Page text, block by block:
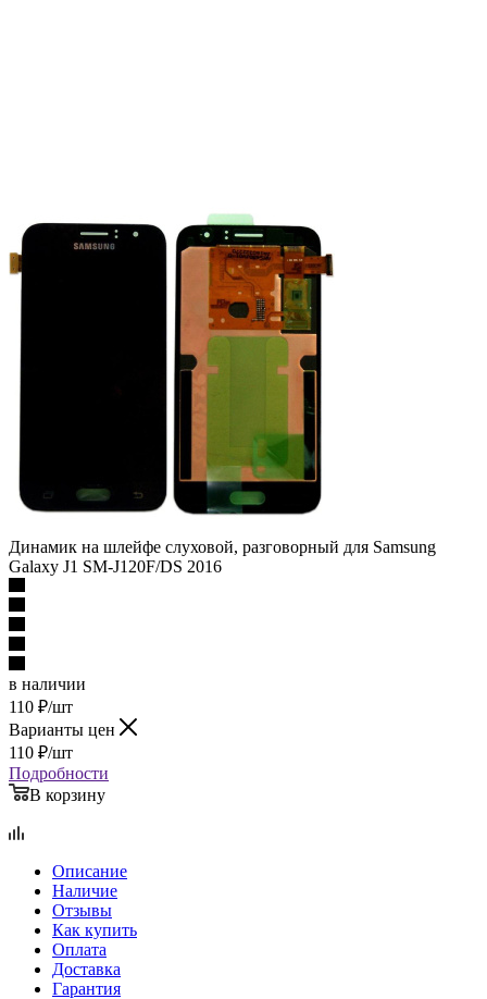
Динамик на шлейфе слуховой, разговорный для Samsung
Galaxy J1 SM-J120F/DS 2016
в наличии
110 ₽/шт
Варианты цен
110 ₽/шт
Подробности
В корзину
Описание
Наличие
Отзывы
Как купить
Оплата
Доставка
Гарантия